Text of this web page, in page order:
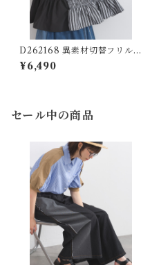
D262168 異素材切替フリルペ
プラムプルオーバー / Mixed
Fabric Frill Peplum Pullov
¥6,490
セール中の商品